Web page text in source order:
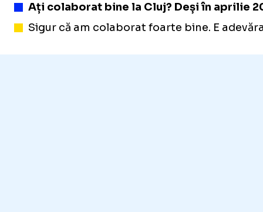
Ați colaborat bine la Cluj? Deși în aprilie
Sigur că am colaborat foarte bine. E